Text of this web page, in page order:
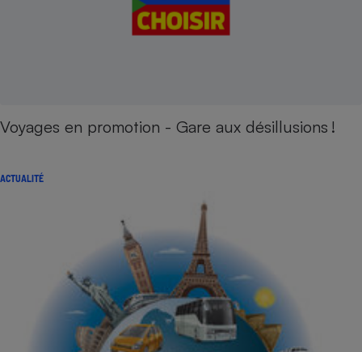
Voyages en promotion - Gare aux désillusions !
ACTUALITÉ